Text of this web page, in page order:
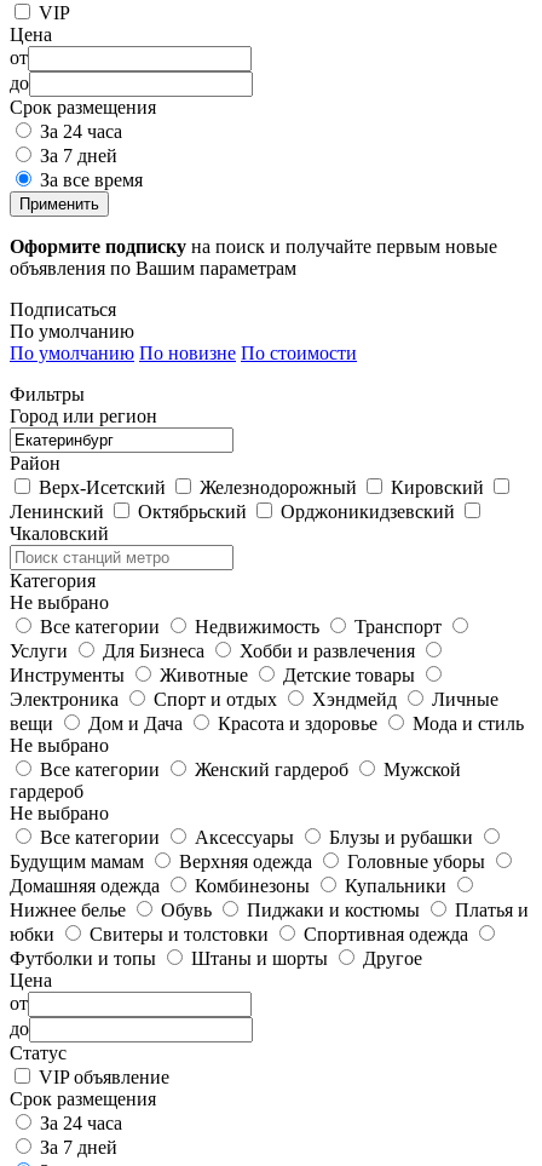
VIP
Цена
от
до
Срок размещения
За 24 часа
За 7 дней
За все время
Применить
Оформите подписку на поиск и получайте первым новые
объявления по Вашим параметрам
Подписаться
По умолчанию
По умолчанию По новизне По стоимости
Фильтры
Город или регион
Район
Верх-Исетский
Железнодорожный
Кировский
Ленинский
Октябрьский
Орджоникидзевский
Чкаловский
Категория
Не выбрано
Все категории
Недвижимость
Транспорт
Услуги
Для Бизнеса
Хобби и развлечения
Инструменты
Животные
Детские товары
Электроника
Спорт и отдых Хэндмейд
Личные
вещи
Дом и Дача Красота и здоровье
Мода и стиль
Не выбрано
Все категории
Женский гардероб
Мужской
гардероб
Не выбрано
Все категории
Аксессуары
Блузы и рубашки
Будущим мамам
Верхняя одежда
Головные уборы
Домашняя одежда
Комбинезоны
Купальники
Нижнее белье
Обувь Пиджаки и костюмы
Платья и
юбки
Свитеры и толстовки
Спортивная одежда
Футболки и топы
Штаны и шорты
Другое
Цена
от
до
Статус
VIP объявление
Срок размещения
За 24 часа
За 7 дней